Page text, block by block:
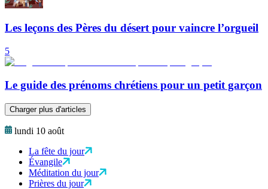
Les leçons des Pères du désert pour vaincre l’orgueil
5
Le guide des prénoms chrétiens pour un petit garçon
Charger plus d'articles
lundi 10 août
La fête du jour
Évangile
Méditation du jour
Prières du jour